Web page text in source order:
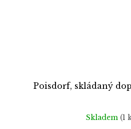
Poisdorf, skládaný
Skladem (1